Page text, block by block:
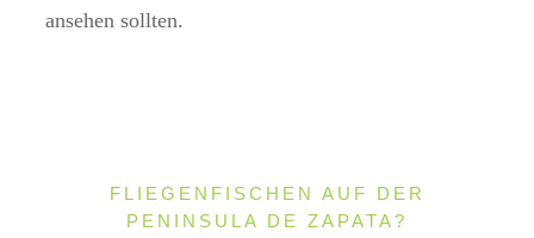
ansehen sollten.
FLIEGENFISCHEN AUF DER
PENINSULA DE ZAPATA?